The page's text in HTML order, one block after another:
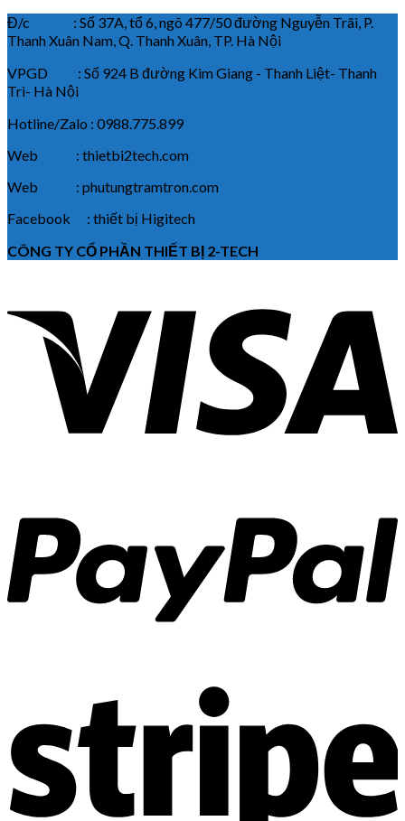
Đ/c : Số 37A, tổ 6, ngõ 477/50 đường Nguyễn Trãi, P.
Thanh Xuân Nam, Q. Thanh Xuân, TP. Hà Nội
VPGD : Số 924 B đường Kim Giang - Thanh Liệt- Thanh
Trì- Hà Nội
Hotline/Zalo : 0988.775.899
Web : thietbi2tech.com
Web : phutungtramtron.com
Facebook : thiết bị Higitech
CÔNG TY CỔ PHẦN THIẾT BỊ 2-TECH